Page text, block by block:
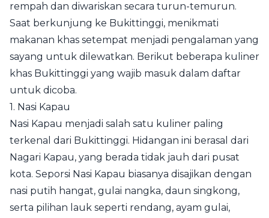
rempah dan diwariskan secara turun-temurun.
Saat berkunjung ke Bukittinggi, menikmati
makanan khas setempat menjadi pengalaman yang
sayang untuk dilewatkan. Berikut beberapa kuliner
khas Bukittinggi yang wajib masuk dalam daftar
untuk dicoba.
1. Nasi Kapau
Nasi Kapau menjadi salah satu kuliner paling
terkenal dari Bukittinggi. Hidangan ini berasal dari
Nagari Kapau, yang berada tidak jauh dari pusat
kota. Seporsi Nasi Kapau biasanya disajikan dengan
nasi putih hangat, gulai nangka, daun singkong,
serta pilihan lauk seperti rendang, ayam gulai,